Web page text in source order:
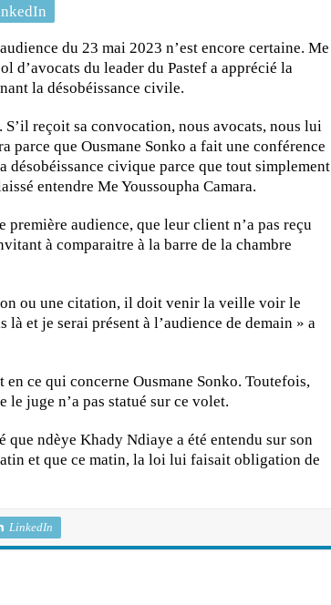
du 23 mai 2023 n’est encore certaine. Me
d’avocats du leader du Pastef a apprécié la
la désobéissance civile.
S’il reçoit sa convocation, nous avocats, nous lui
parce que Ousmane Sonko a fait une conférence
désobéissance civique parce que tout simplement
entendre Me Youssoupha Camara.
première audience, que leur client n’a pas reçu
à comparaitre à la barre de la chambre
ou une citation, il doit venir la veille voir le
et je serai présent à l’audience de demain » a
en ce qui concerne Ousmane Sonko. Toutefois,
le juge n’a pas statué sur ce volet.
que ndèye Khady Ndiaye a été entendu sur son
et que ce matin, la loi lui faisait obligation de
LinkedIn